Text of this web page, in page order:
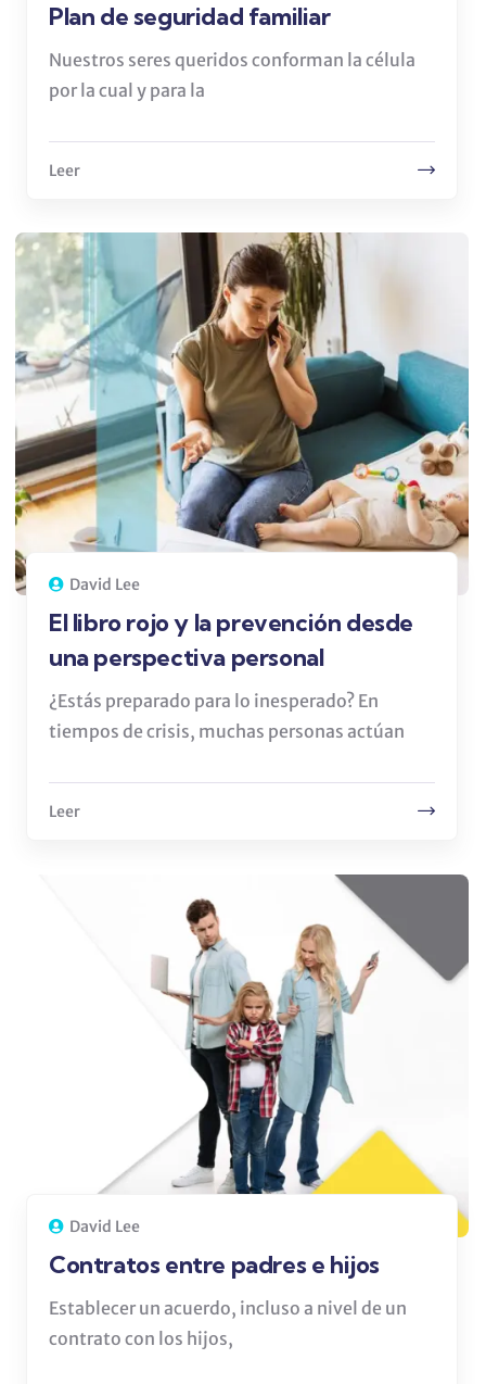
Plan de seguridad familiar
Nuestros seres queridos conforman la célula
por la cual y para la
Leer
David Lee
El libro rojo y la prevención desde
una perspectiva personal
¿Estás preparado para lo inesperado? En
tiempos de crisis, muchas personas actúan
Leer
David Lee
Contratos entre padres e hijos
Establecer un acuerdo, incluso a nivel de un
contrato con los hijos,